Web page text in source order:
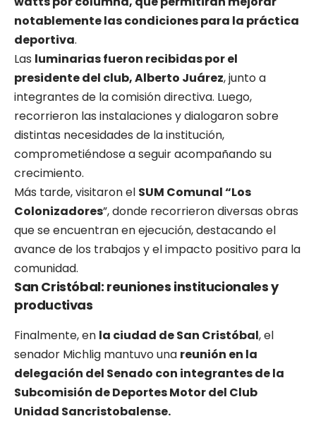
notablemente las condiciones para la práctica
deportiva.
Las luminarias fueron recibidas por el
presidente del club, Alberto Juárez, junto a
integrantes de la comisión directiva. Luego,
recorrieron las instalaciones y dialogaron sobre
distintas necesidades de la institución,
comprometiéndose a seguir acompañando su
crecimiento.
Más tarde, visitaron el SUM Comunal “Los
Colonizadores”, donde recorrieron diversas obras
que se encuentran en ejecución, destacando el
avance de los trabajos y el impacto positivo para la
comunidad.
San Cristóbal: reuniones institucionales y
productivas
Finalmente, en la ciudad de San Cristóbal, el
senador Michlig mantuvo una reunión en la
delegación del Senado con integrantes de la
Subcomisión de Deportes Motor del Club
Unidad Sancristobalense.